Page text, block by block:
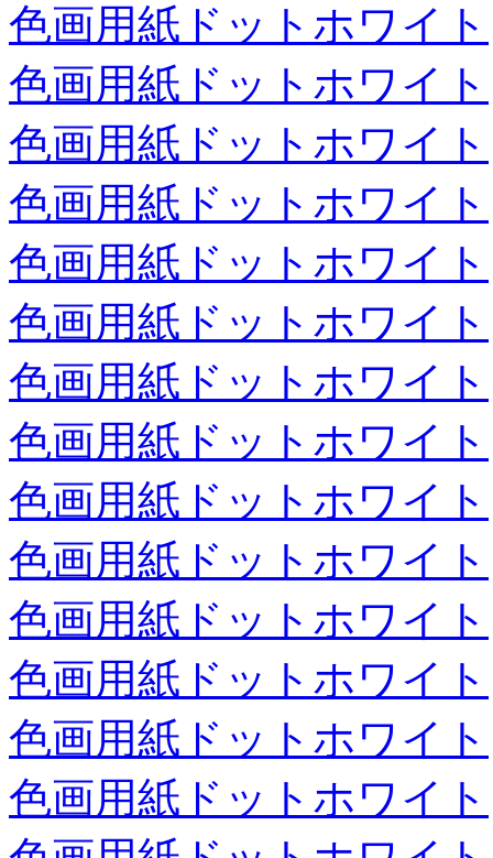
色画用紙ドットホワイト
色画用紙ドットホワイト
色画用紙ドットホワイト
色画用紙ドットホワイト
色画用紙ドットホワイト
色画用紙ドットホワイト
色画用紙ドットホワイト
色画用紙ドットホワイト
色画用紙ドットホワイト
色画用紙ドットホワイト
色画用紙ドットホワイト
色画用紙ドットホワイト
色画用紙ドットホワイト
色画用紙ドットホワイト